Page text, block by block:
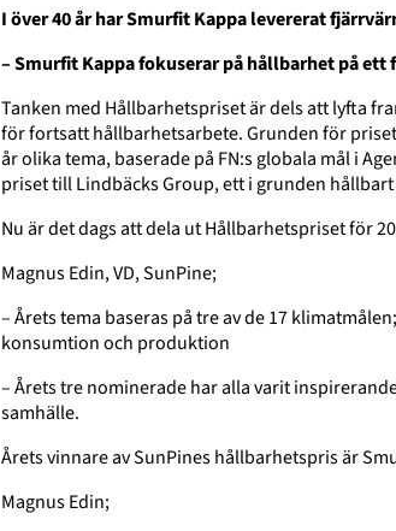
I över 40 år har Smurfit Kappa levererat
– Smurfit Kappa fokuserar på hållbarhet på
Tanken med Hållbarhetspriset är dels att lyfta
för fortsatt hållbarhetsarbete. Grunden för
år olika tema, baserade på FN:s globala mål i
priset till Lindbäcks Group, ett i grunden
Nu är det dags att dela ut Hållbarhetspriset för
Magnus Edin, VD, SunPine;
– Årets tema baseras på tre av de 17
konsumtion och produktion
– Årets tre nominerade har alla varit
samhälle.
Årets vinnare av SunPines hållbarhetspris är
Magnus Edin;